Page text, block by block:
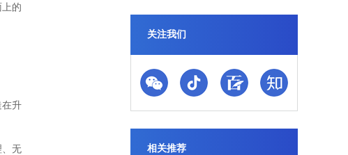
的
升
无
关注我们
相关推荐